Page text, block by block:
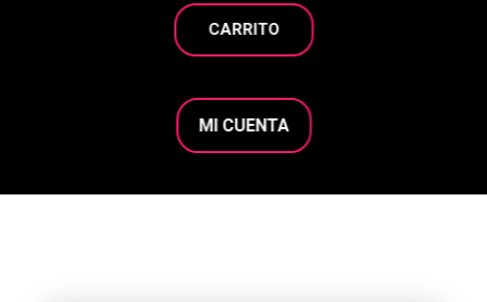
CARRITO
MI CUENTA